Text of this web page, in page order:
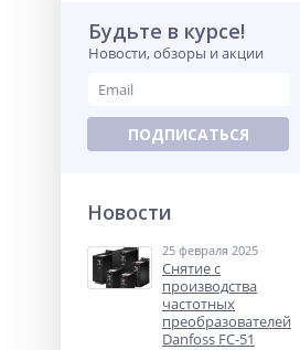
Будьте в курсе!
Новости, обзоры и акции
ПОДПИСАТЬСЯ
Новости
25 февраля 2025
Снятие с
производства
частотных
преобразователей
Danfoss FC-51